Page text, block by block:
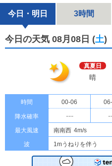
今日・明日 3時間
今日の天気 08月08日 (土)
真夏日
晴
時間 00-06
降水確率 ---
最大風速 南南西 4m/s
波
1mうねりを伴う